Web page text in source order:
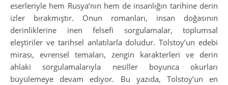
eserleriyle hem Rusya’nın hem de insanlığın tarihine derin
izler bırakmıştır. Onun romanları, insan doğasının
derinliklerine inen felsefi sorgulamalar, toplumsal
eleştiriler ve tarihsel anlatılarla doludur. Tolstoy’un edebi
mirası, evrensel temaları, zengin karakterleri ve derin
ahlaki sorgulamalarıyla nesiller boyunca okurları
büyülemeye devam ediyor. Bu yazıda, Tolstoy’un en